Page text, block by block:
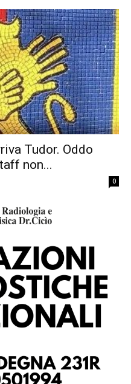
Tudor. Oddo
non...
0